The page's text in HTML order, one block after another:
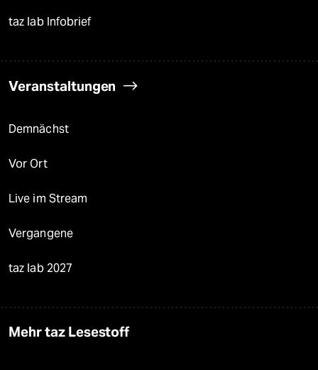
taz lab Infobrief
Veranstaltungen
Demnächst
Vor Ort
Live im Stream
Vergangene
taz lab 2027
Mehr taz Lesestoff